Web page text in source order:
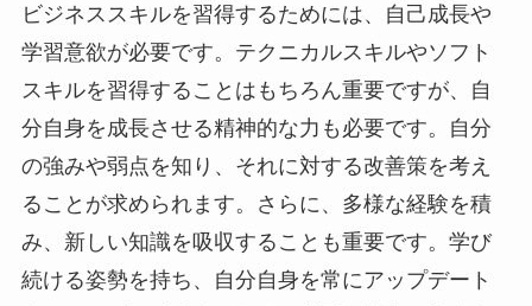
ビジネススキルを習得するためには、自己成長や
学習意欲が必要です。テクニカルスキルやソフト
スキルを習得することはもちろん重要ですが、自
分自身を成長させる精神的な力も必要です。自分
の強みや弱点を知り、それに対する改善策を考え
ることが求められます。さらに、多様な経験を積
み、新しい知識を吸収することも重要です。学び
続ける姿勢を持ち、自分自身を常にアップデート